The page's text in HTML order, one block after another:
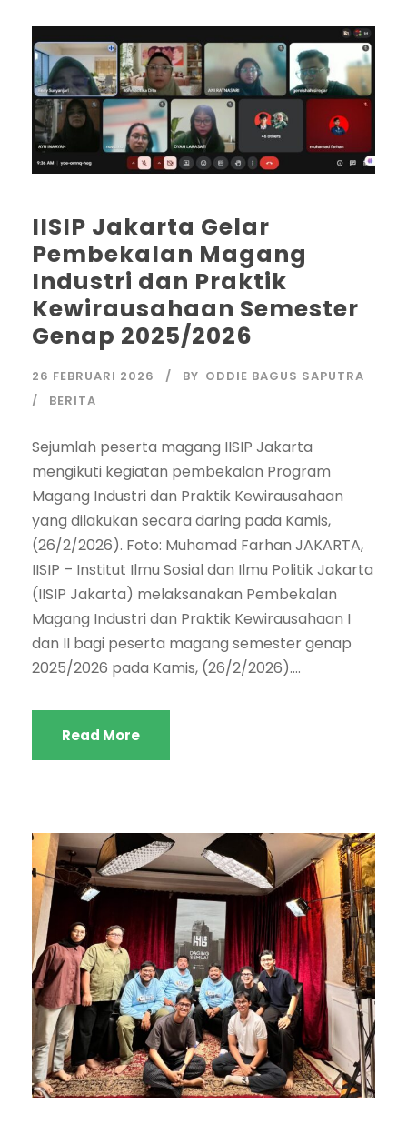
IISIP Jakarta Gelar
Pembekalan Magang
Industri dan Praktik
Kewirausahaan Semester
Genap 2025/2026
26 FEBRUARI 2026 BY ODDIE BAGUS SAPUTRA
BERITA
Sejumlah peserta magang IISIP Jakarta
mengikuti kegiatan pembekalan Program
Magang Industri dan Praktik Kewirausahaan
yang dilakukan secara daring pada Kamis,
(26/2/2026). Foto: Muhamad Farhan JAKARTA,
IISIP – Institut Ilmu Sosial dan Ilmu Politik Jakarta
(IISIP Jakarta) melaksanakan Pembekalan
Magang Industri dan Praktik Kewirausahaan I
dan II bagi peserta magang semester genap
2025/2026 pada Kamis, (26/2/2026)....
Read More